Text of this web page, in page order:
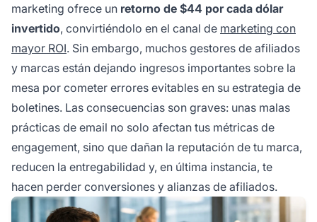
marketing ofrece un retorno de $44 por cada dólar
invertido, convirtiéndolo en el canal de marketing con
mayor ROI. Sin embargo, muchos gestores de afiliados
y marcas están dejando ingresos importantes sobre la
mesa por cometer errores evitables en su estrategia de
boletines. Las consecuencias son graves: unas malas
prácticas de email no solo afectan tus métricas de
engagement, sino que dañan la reputación de tu marca,
reducen la entregabilidad y, en última instancia, te
hacen perder conversiones y alianzas de afiliados.